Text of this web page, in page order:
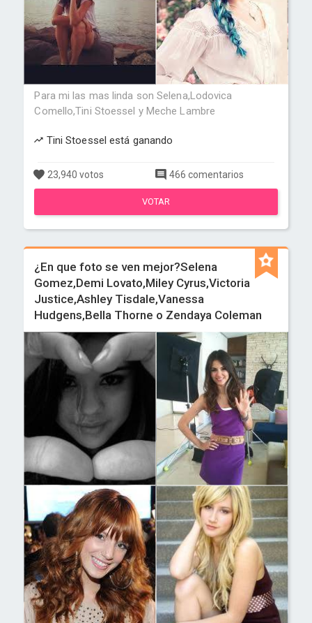
Para mi las mas linda son Selena,Lodovica
Comello,Tini Stoessel y Meche Lambre
Tini Stoessel está ganando
23,940 votos 466 comentarios
VOTAR
¿En que foto se ven mejor?Selena
Gomez,Demi Lovato,Miley Cyrus,Victoria
Justice,Ashley Tisdale,Vanessa
Hudgens,Bella Thorne o Zendaya Coleman